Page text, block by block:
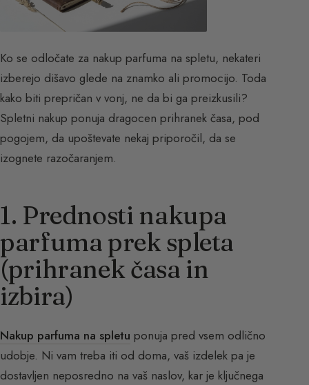
Ko se odločate za nakup parfuma na spletu, nekateri
izberejo dišavo glede na znamko ali promocijo. Toda
kako biti prepričan v vonj, ne da bi ga preizkusili?
Spletni nakup ponuja dragocen prihranek časa, pod
pogojem, da upoštevate nekaj priporočil, da se
izognete razočaranjem.
1. Prednosti nakupa
parfuma prek spleta
(prihranek časa in
izbira)
Nakup parfuma na spletu ponuja pred vsem odlično
udobje. Ni vam treba iti od doma, vaš izdelek pa je
dostavljen neposredno na vaš naslov, kar je ključnega